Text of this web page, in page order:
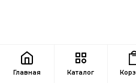
Главная Каталог